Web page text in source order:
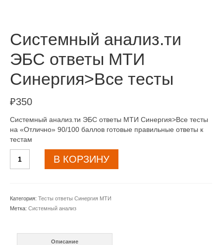
Системный анализ.ти
ЭБС ответы МТИ
Синергия>Все тесты
₽350
Системный анализ.ти ЭБС ответы МТИ Синергия>Все тесты
на «Отлично» 90/100 баллов готовые правильные ответы к
тестам
товара
ответы
тесты
В КОРЗИНУ
Категория: Тесты ответы Синергия МТИ
Метка: Системный анализ
Описание